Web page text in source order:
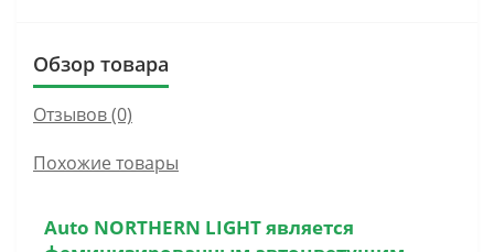
Обзор товара
Отзывов (0)
Похожие товары
Auto NORTHERN LIGHT является